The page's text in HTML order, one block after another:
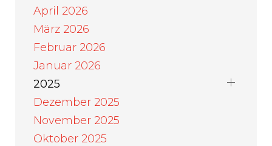
April 2026
März 2026
Februar 2026
Januar 2026
2025
Dezember 2025
November 2025
Oktober 2025